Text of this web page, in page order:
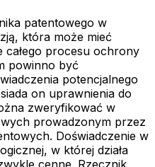
patentowego w
która może mieć
całego procesu ochrony
powinno być
potencjalnego
on uprawnienia do
zweryfikować w
prowadzonym przez
Doświadczenie w
w której działa
cenne. Rzecznik